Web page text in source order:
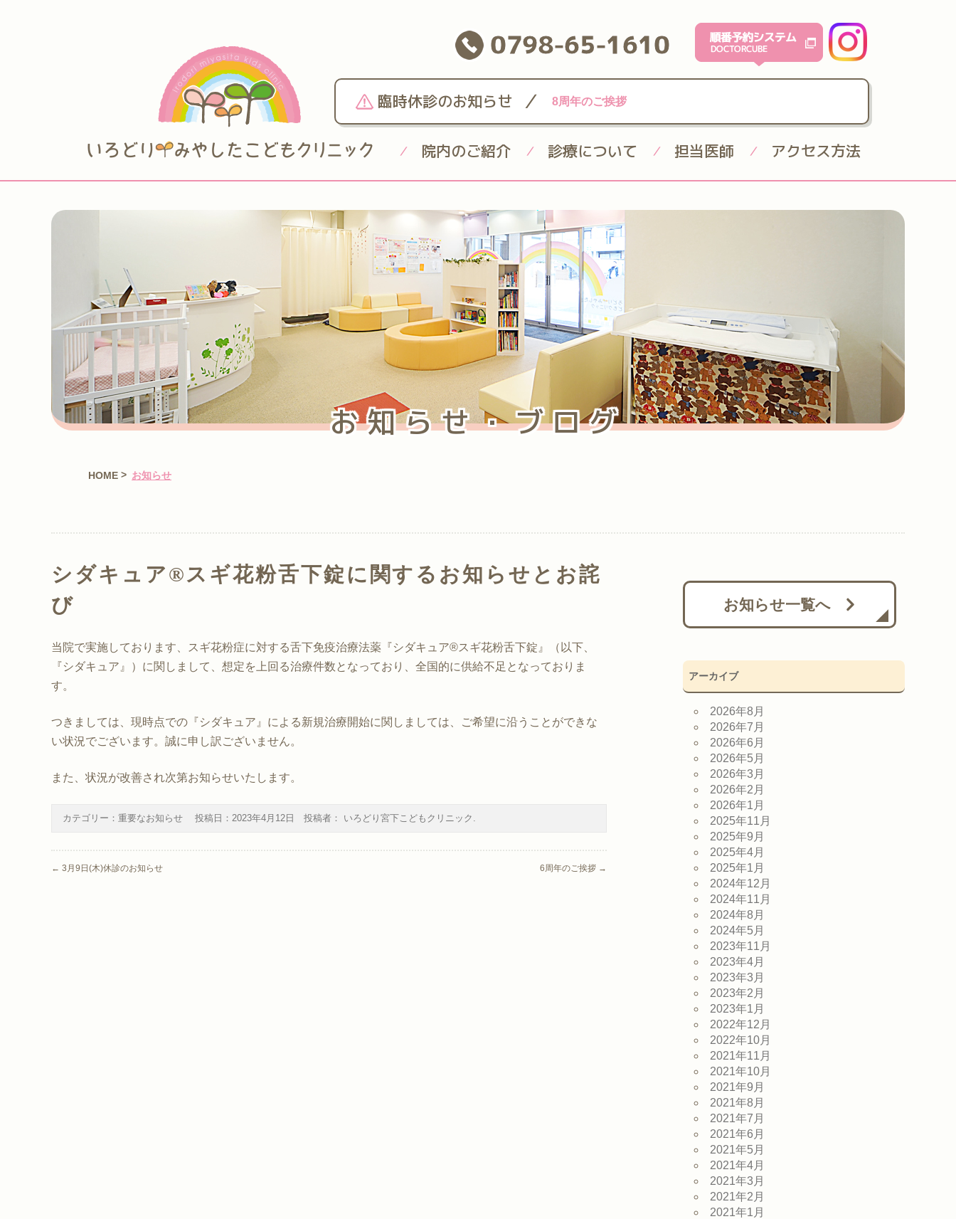
0798-65-1610
臨時休診のお知らせ / 8周年のご挨拶
/ 院内のご紹介 / 診療について / 担当医師 / アクセス方法
お知らせ・ブログ
HOME > お知らせ
シダキュア®スギ花粉舌下錠に関するお知らせとお詫
び
当院で実施しております、スギ花粉症に対する舌下免疫治療法薬『シダキュア®スギ花粉舌下錠』（以下、
『シダキュア』）に関しまして、想定を上回る治療件数となっており、全国的に供給不足となっておりま
す。
つきましては、現時点での『シダキュア』による新規治療開始に関しましては、ご希望に沿うことができな
い状況でございます。誠に申し訳ございません。
また、状況が改善され次第お知らせいたします。
カテゴリー： 重要なお知らせ 投稿日： 2023年4月12日 投稿者： いろどり宮下こどもクリニック .
Post navigation
← 3月9日(木)休診のお知らせ 6周年のご挨拶 →
お知らせ一覧へ
アーカイブ
2026年8月
2026年7月
2026年6月
2026年5月
2026年3月
2026年2月
2026年1月
2025年11月
2025年9月
2025年4月
2025年1月
2024年12月
2024年11月
2024年8月
2024年5月
2023年11月
2023年4月
2023年3月
2023年2月
2023年1月
2022年12月
2022年10月
2021年11月
2021年10月
2021年9月
2021年8月
2021年7月
2021年6月
2021年5月
2021年4月
2021年3月
2021年2月
2021年1月